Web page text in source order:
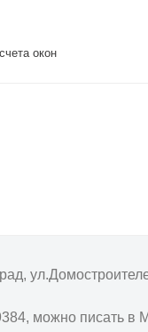
окон
можно писать в